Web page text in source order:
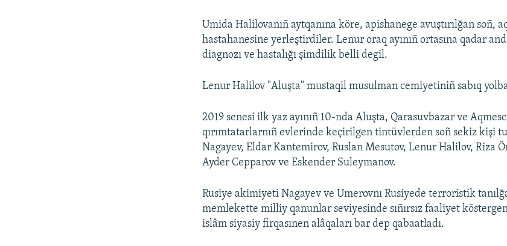
Umida Halilovanıñ aytqanına köre, apishanege avuştırılğan soñ,
hastahanesine yerleştirdiler. Lenur oraq ayınıñ ortasına qadar
diagnozı ve hastalığı şimdilik belli degil.
Lenur Halilov "Aluşta" mustaqil musulman cemiyetiniñ sabıq
2019 senesi ilk yaz ayınıñ 10-nda Aluşta, Qarasuvbazar ve
qırımtatarlarnıñ evlerinde keçirilgen tintüvlerden soñ sekiz kişi
Nagayev, Eldar Kantemirov, Ruslan Mesutov, Lenur Halilov, Riza
Ayder Cepparov ve Eskender Suleymanov.
Rusiye akimiyeti Nagayev ve Umerovnı Rusiyede terroristik
memlekette milliy qanunlar seviyesinde sıñırsız faaliyet
islâm siyasiy firqasınen alâqaları bar dep qabaatladı.